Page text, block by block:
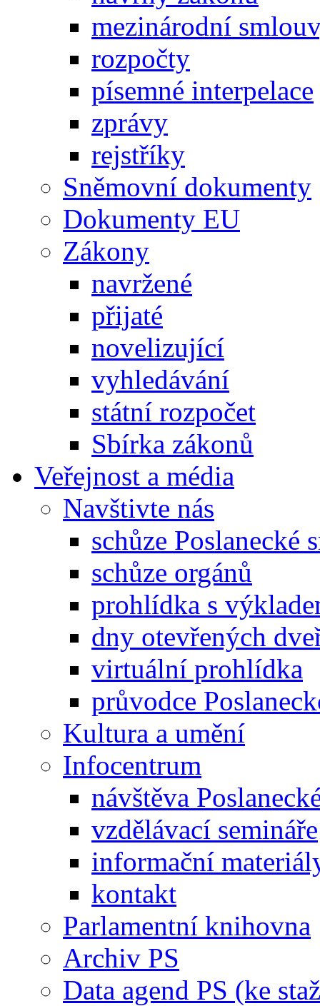
mezinárodní
rozpočty
písemné interpelace
zprávy
rejstříky
Sněmovní dokumenty
Dokumenty EU
Zákony
navržené
přijaté
novelizující
vyhledávání
státní rozpočet
Sbírka zákonů
Veřejnost a média
Navštivte nás
schůze Poslanecké
schůze orgánů
prohlídka s
dny otevřených
virtuální prohlídka
průvodce
Kultura a umění
Infocentrum
návštěva
vzdělávací semináře
informační
kontakt
Parlamentní knihovna
Archiv PS
Data agend PS (ke